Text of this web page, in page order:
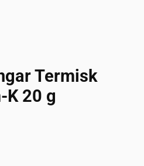
Termisk
K 20 g